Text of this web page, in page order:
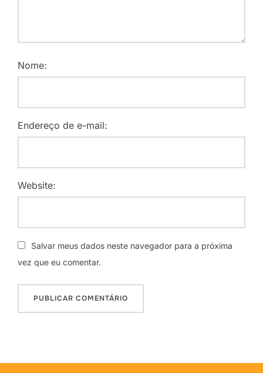
Nome:
Endereço de e-mail:
Website:
Salvar meus dados neste navegador para a próxima
vez que eu comentar.